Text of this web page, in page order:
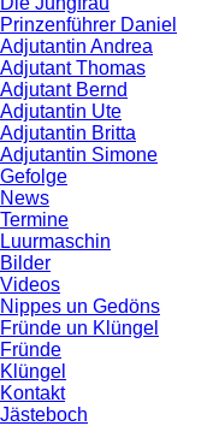
Prinzenführer Daniel
Adjutantin Andrea
Adjutant Thomas
Adjutant Bernd
Adjutantin Ute
Adjutantin Britta
Adjutantin Simone
Gefolge
News
Termine
Luurmaschin
Bilder
Videos
Nippes un Gedöns
Fründe un Klüngel
Fründe
Klüngel
Kontakt
Jästeboch